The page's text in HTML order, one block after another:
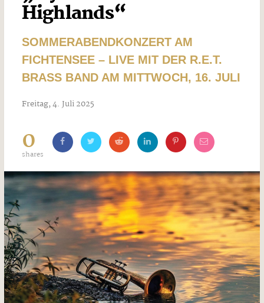
Highlands“
SOMMERABENDKONZERT AM
FICHTENSEE – LIVE MIT DER R.E.T.
BRASS BAND AM MITTWOCH, 16. JULI
Freitag, 4. Juli 2025
0
shares